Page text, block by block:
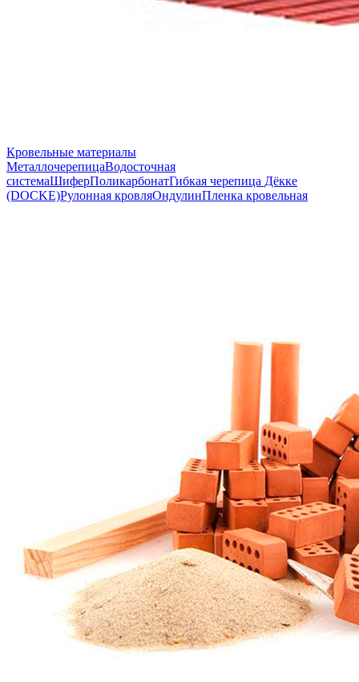
Кровельные материалы
МеталлочерепицаВодосточная
системаШиферПоликарбонатГибкая черепица Дёкке
(DOCKE)Рулонная кровляОндулинПленка кровельная